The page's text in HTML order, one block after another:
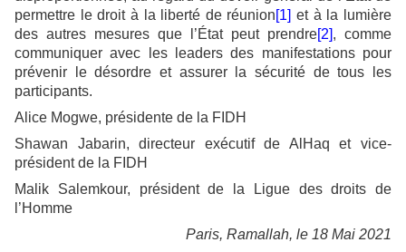
permettre le droit à la liberté de réunion[1] et à la lumière
des autres mesures que l’État peut prendre[2], comme
communiquer avec les leaders des manifestations pour
prévenir le désordre et assurer la sécurité de tous les
participants.
Alice Mogwe, présidente de la FIDH
Shawan Jabarin, directeur exécutif de AlHaq et vice-
président de la FIDH
Malik Salemkour, président de la Ligue des droits de
l’Homme
Paris, Ramallah, le 18 Mai 2021